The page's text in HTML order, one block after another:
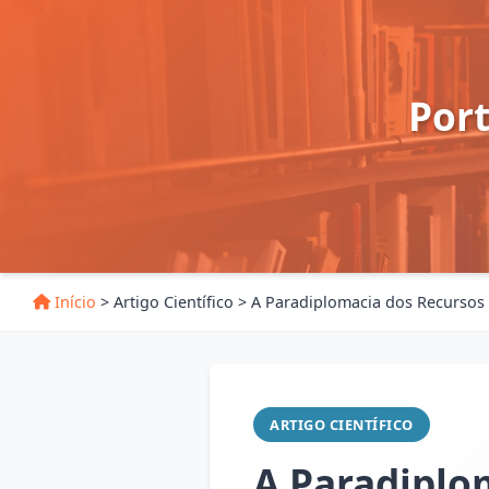
Início > Artigo Científico > A Paradiplomacia dos
ARTIGO CIENTÍFICO